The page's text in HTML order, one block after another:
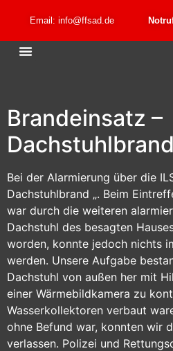
Email: info@ffsad.de
Brandeinsatz –
Dachstuhlbrand
Bei der Alarmierung über die
Dachstuhlbrand „. Beim
war durch die weiteren
Dachstuhl des besagten
worden, konnte jedoch nichts
werden. Unsere Aufgabe
Dachstuhl von außen her mit
einer Wärmebildkamera zu
Wasserkollektoren verbaut
ohne Befund war, konnten wir
verlassen. Polizei und